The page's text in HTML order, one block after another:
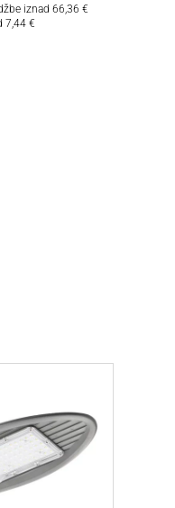
iznad 66,36 €
7,44 €